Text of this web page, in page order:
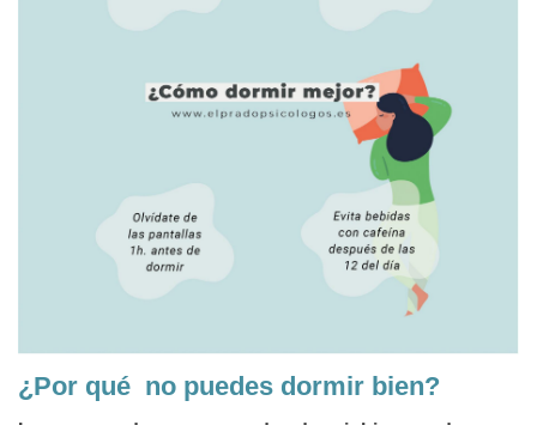
¿Por qué no puedes dormir bien?